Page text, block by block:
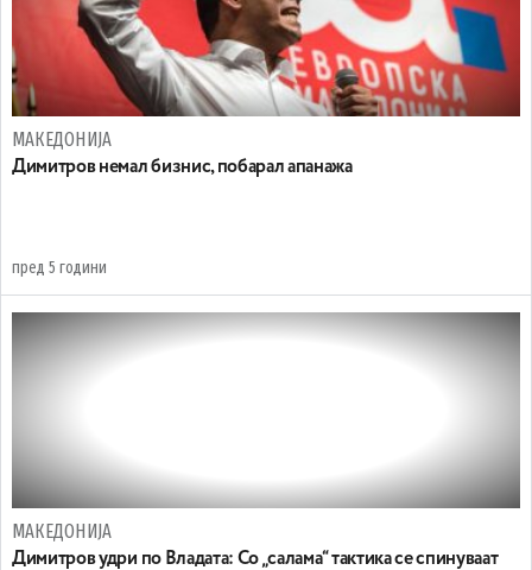
МАКЕДОНИЈА
Димитров немал бизнис, побарал апанажа
пред 5 години
МАКЕДОНИЈА
Димитров удри по Владата: Со „салама“ тактика се спинуваат